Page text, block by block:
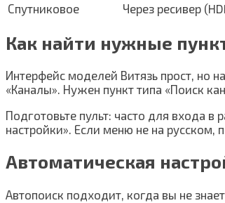
Спутниковое
Через ресивер
Как найти нужные
Интерфейс моделей Витязь прост, но
«Каналы». Нужен пункт типа «Поиск
Подготовьте пульт: часто для входа
настройки». Если меню не на русском,
Автоматическая
Автопоиск подходит, когда вы не